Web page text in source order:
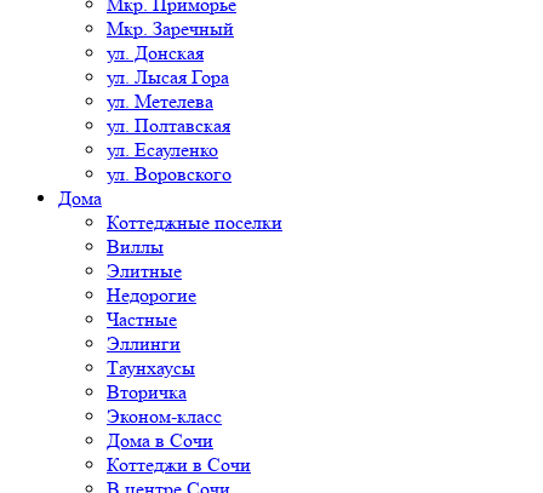
Мкр. Заречный
ул. Донская
ул. Лысая Гора
ул. Метелева
ул. Полтавская
ул. Есауленко
ул. Воровского
Дома
Коттеджные поселки
Виллы
Элитные
Недорогие
Частные
Эллинги
Таунхаусы
Вторичка
Эконом-класс
Дома в Сочи
Коттеджи в Сочи